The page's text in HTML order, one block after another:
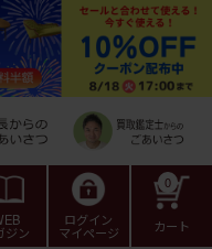
ジン
ログイン
マイページ カート
0